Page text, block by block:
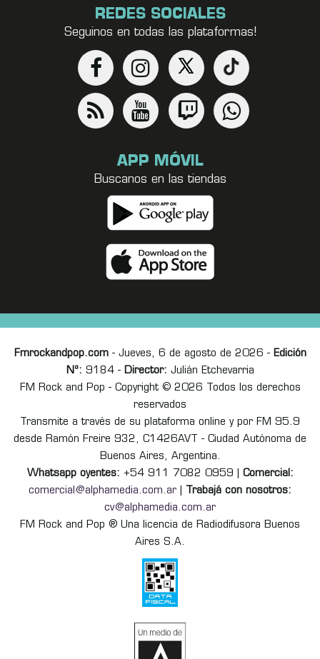
REDES SOCIALES
Seguinos en todas las plataformas!
APP MÓVIL
Buscanos en las tiendas
Fmrockandpop.com- Jueves, 6 de agosto de 2026 - Edición
Nº: 9184 - Director: Julián Etchevarria
FM Rock and Pop - Copyright © 2026 Todos los derechos
reservados
Transmite a través de su plataforma online y por FM 95.9
desde Ramón Freire 932, C1426AVT - Ciudad Autónoma de
Buenos Aires, Argentina.
Whatsapp oyentes: +54 911 7082 0959 | Comercial:
comercial@alphamedia.com.ar
Trabajá con nosotros:
cv@alphamedia.com.ar
FM Rock and Pop ® Una licencia de Radiodifusora Buenos
Aires S.A.